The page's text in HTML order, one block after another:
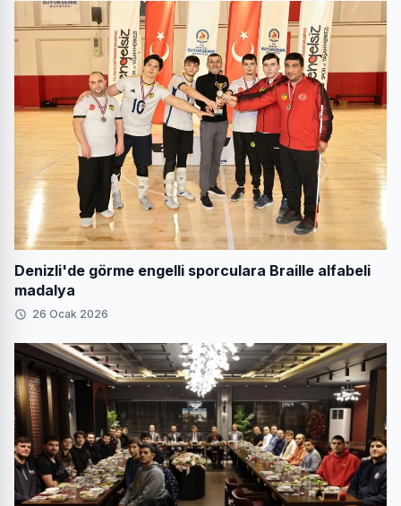
Denizli'de görme engelli sporculara Braille alfabeli
madalya
26 Ocak 2026